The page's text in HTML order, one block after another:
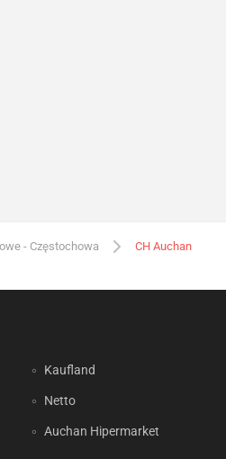
- Częstochowa
CH Auchan
Kaufland
Netto
Auchan Hipermarket